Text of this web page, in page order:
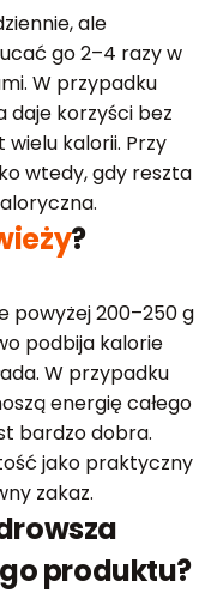
ale
go 2–4 razy w
W przypadku
daje korzyści bez
kalorii. Przy
wtedy, gdy reszta
?
powyżej 200–250 g
podbija kalorie
W przypadku
energię całego
bardzo dobra.
jako praktyczny
zakaz.
produktu?